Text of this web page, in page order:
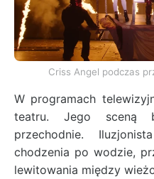
Criss Angel podczas
W programach
teatru. Jego sceną
przechodnie.
chodzenia po wodzie,
lewitowania między